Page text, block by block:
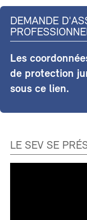
DEMANDE
Les
de protection
sous ce lien.
LE SEV SE